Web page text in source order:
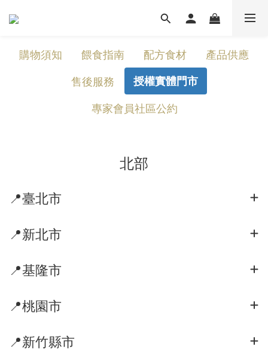
購物須知 餵食指南 配方食材
產品供應
售後服務
授權實體門市
專家會員社區公約
北部
📍臺北市
📍新北市
📍基隆市
📍桃園市
📍新竹縣市